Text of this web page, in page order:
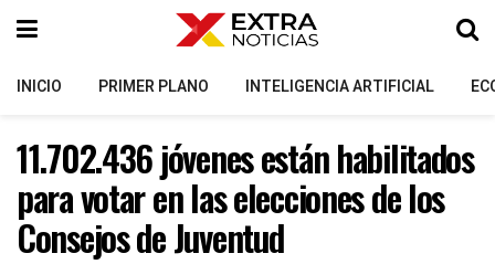
INICIO PRIMER PLANO INTELIGENCIA ARTIFICIAL
11.702.436 jóvenes están habilitados
para votar en las elecciones de los
Consejos de Juventud